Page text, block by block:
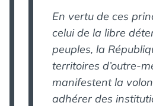
En vertu de ces
celui de la libre
peuples, la
territoires d’outre-
manifestent la
adhérer des